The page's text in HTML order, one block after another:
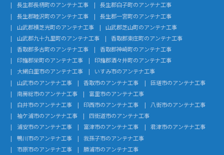
長生郡長柄町のアンテナ工事
長生郡白子町のアンテナ工事
長生郡睦沢町のアンテナ工事
長生郡一宮町のアンテナ工事
山武郡横芝光町のアンテナ工事
山武郡芝山町のアンテナ工事
山武郡九十九里町のアンテナ工事
香取郡東庄町のアンテナ工事
香取郡多古町のアンテナ工事
香取郡神崎町のアンテナ工事
印旛郡栄町のアンテナ工事
印旛郡酒々井町のアンテナ工事
大網白里市のアンテナ工事
いすみ市のアンテナ工事
山武市のアンテナ工事
香取市のアンテナ工事
匝瑳市のアンテナ工事
南房総市のアンテナ工事
富里市のアンテナ工事
白井市のアンテナ工事
印西市のアンテナ工事
八街市のアンテナ工事
袖ケ浦市のアンテナ工事
四街道市のアンテナ工事
浦安市のアンテナ工事
富津市のアンテナ工事
君津市のアンテナ工事
鴨川市のアンテナ工事
我孫子市のアンテナ工事
市原市のアンテナ工事
勝浦市のアンテナ工事